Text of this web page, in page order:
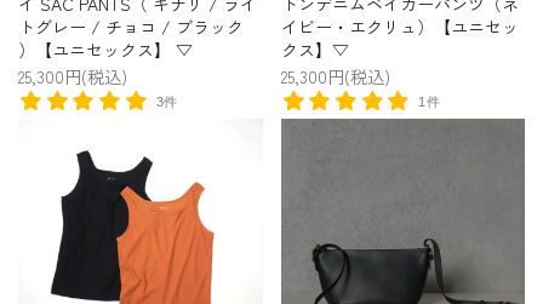
トグレー / チョコ / ブラック
）【ユニセックス】 ▽
25,300円(税込)
3件
イビー・エクリュ）【ユニセッ
クス】▽
25,300円(税込)
1件